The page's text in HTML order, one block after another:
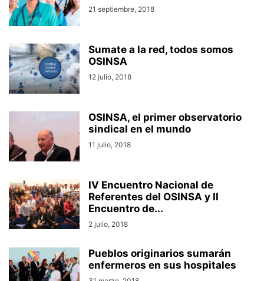
21 septiembre, 2018
Sumate a la red, todos somos
OSINSA
12 julio, 2018
OSINSA, el primer observatorio
sindical en el mundo
11 julio, 2018
IV Encuentro Nacional de
Referentes del OSINSA y II
Encuentro de...
2 julio, 2018
Pueblos originarios sumarán
enfermeros en sus hospitales